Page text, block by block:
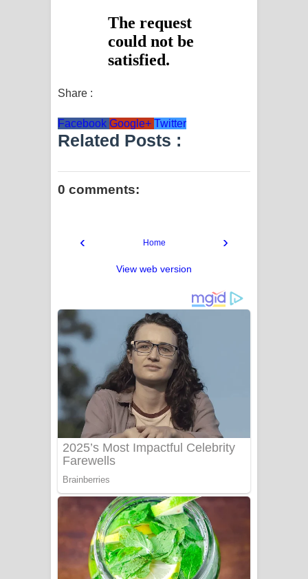
දන්නවාද මාව ගීතයේ පද පෙළ
Share :
Facebook Google+ Twitter
Related Posts :
0 comments:
‹ ›
Home
View web version